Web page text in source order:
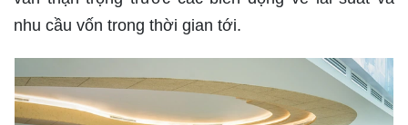
nhu cầu vốn trong thời gian tới.